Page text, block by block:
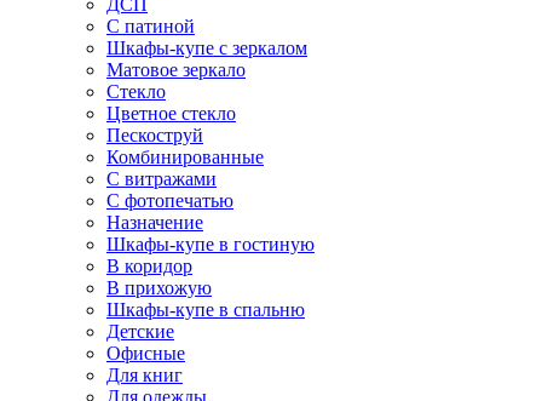
ДСП
С патиной
Шкафы-купе с зеркалом
Матовое зеркало
Стекло
Цветное стекло
Пескоструй
Комбинированные
С витражами
С фотопечатью
Назначение
Шкафы-купе в гостиную
В коридор
В прихожую
Шкафы-купе в спальню
Детские
Офисные
Для книг
Для одежды